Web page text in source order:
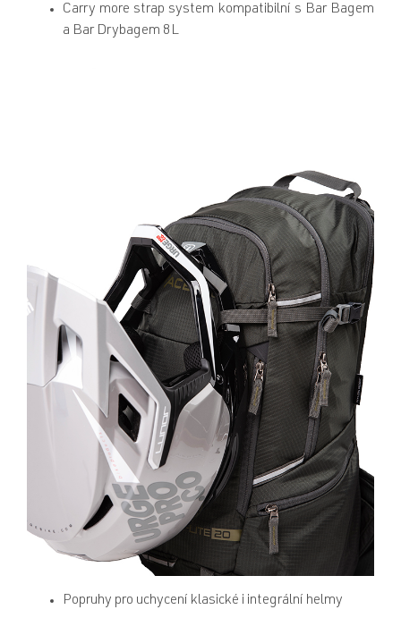
Carry more strap system kompatibilní s Bar Bagem
a Bar Drybagem 8L
Popruhy pro uchycení klasické i integrální helmy